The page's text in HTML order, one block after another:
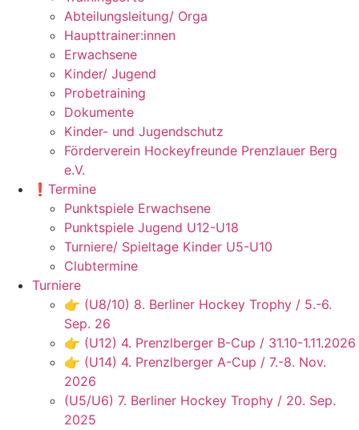
Abteilungsleitung/ Orga
Haupttrainer:innen
Erwachsene
Kinder/ Jugend
Probetraining
Dokumente
Kinder- und Jugendschutz
Förderverein Hockeyfreunde Prenzlauer Berg
e.V.
❗️Termine
Punktspiele Erwachsene
Punktspiele Jugend U12-U18
Turniere/ Spieltage Kinder U5-U10
Clubtermine
Turniere
👉 (U8/10) 8. Berliner Hockey Trophy / 5.-6.
Sep. 26
👉 (U12) 4. Prenzlberger B-Cup / 31.10-1.11.2026
👉 (U14) 4. Prenzlberger A-Cup / 7.-8. Nov.
2026
(U5/U6) 7. Berliner Hockey Trophy / 20. Sep.
2025